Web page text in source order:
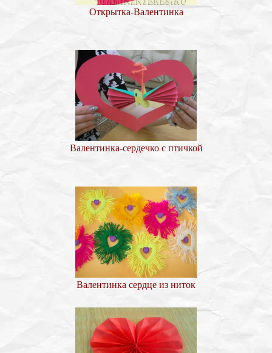
Открытка-Валентинка
Валентинка-сердечко с птичкой
Валентинка сердце из ниток